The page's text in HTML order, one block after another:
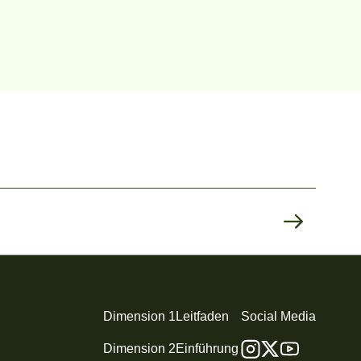
Dimension 1
Dimension 2
Leitfaden
Einführung
Social Media